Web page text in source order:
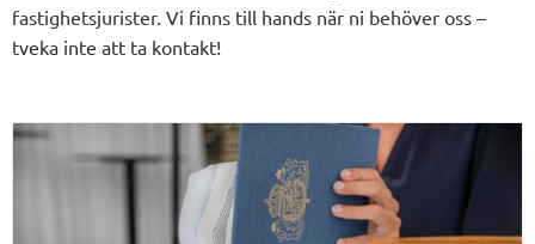
fastighetsjurister. Vi finns till hands när ni behöver oss –
tveka inte att ta kontakt!